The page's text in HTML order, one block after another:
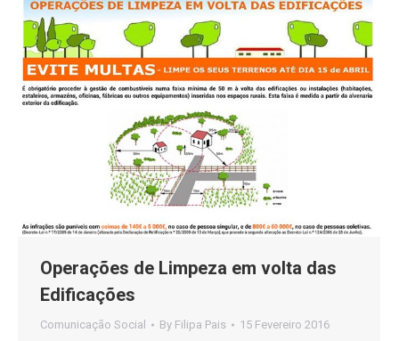
Operações de Limpeza em volta das
Edificações
Comunicação Social By Filipa Pais 15 Fevereiro 2016